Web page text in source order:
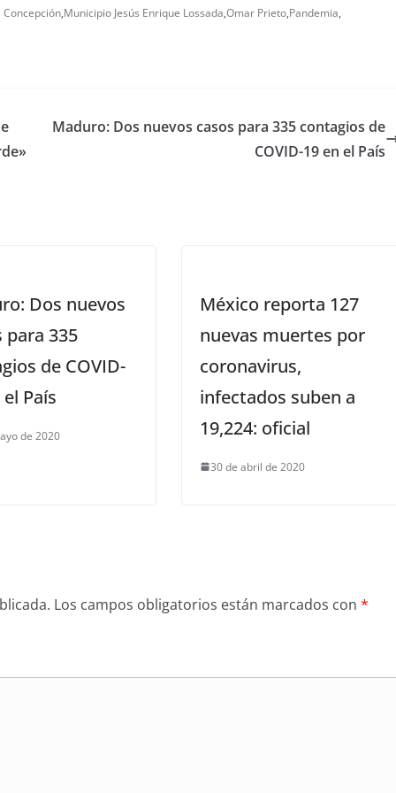
Concepción,Municipio Jesús Enrique Lossada,Omar Prieto,Pandemia,
Maduro: Dos nuevos casos para 335 contagios de
COVID-19 en el País
Dos nuevos
para 335
de COVID-
País
de 2020
México reporta 127
nuevas muertes por
coronavirus,
infectados suben a
19,224: oficial
30 de abril de 2020
Los campos obligatorios están marcados con *